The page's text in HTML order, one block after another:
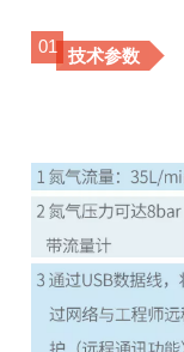
01 技术参数